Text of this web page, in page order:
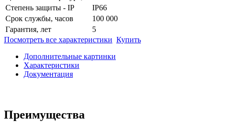
Степень защиты - IP
IP66
Срок службы, часов
100 000
Гарантия, лет
5
Посмотреть все характеристики Купить
Дополнительные картинки
Характеристики
Документация
Преимущества